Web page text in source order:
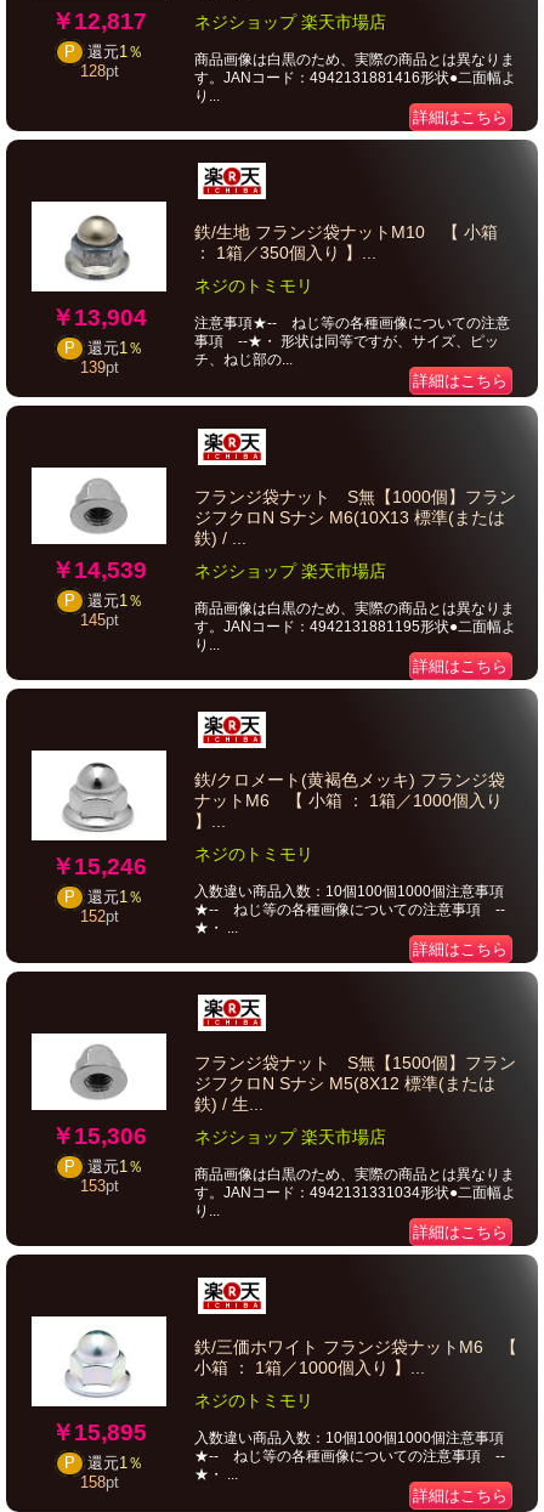
￥12,817
P 還元1％
128pt
ネジショップ 楽天市場店
商品画像は白黒のため、実際の商品とは異なりま
す。JANコード：4942131881416形状●二面幅よ
り...
詳細はこちら
￥13,904
P 還元1％
139pt
鉄/生地 フランジ袋ナットM10 【 小箱
： 1箱／350個入り 】...
ネジのトミモリ
注意事項★-- ねじ等の各種画像についての注意
事項 --★・ 形状は同等ですが、サイズ、ピッ
チ、ねじ部の...
詳細はこちら
￥14,539
P 還元1％
145pt
フランジ袋ナット S無【1000個】フラン
ジフクロN Sナシ M6(10X13 標準(または
鉄) / ...
ネジショップ 楽天市場店
商品画像は白黒のため、実際の商品とは異なりま
す。JANコード：4942131881195形状●二面幅よ
り...
詳細はこちら
￥15,246
P 還元1％
152pt
鉄/クロメート(黄褐色メッキ) フランジ袋
ナットM6 【 小箱 ： 1箱／1000個入り
】...
ネジのトミモリ
入数違い商品入数：10個100個1000個注意事項
★-- ねじ等の各種画像についての注意事項 --
★・ ...
詳細はこちら
￥15,306
P 還元1％
153pt
フランジ袋ナット S無【1500個】フラン
ジフクロN Sナシ M5(8X12 標準(または
鉄) / 生...
ネジショップ 楽天市場店
商品画像は白黒のため、実際の商品とは異なりま
す。JANコード：4942131331034形状●二面幅よ
り...
詳細はこちら
￥15,895
P 還元1％
158pt
鉄/三価ホワイト フランジ袋ナットM6 【
小箱 ： 1箱／1000個入り 】...
ネジのトミモリ
入数違い商品入数：10個100個1000個注意事項
★-- ねじ等の各種画像についての注意事項 --
★・ ...
詳細はこちら